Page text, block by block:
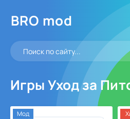
BRO mod
Игры Уход за
Мод